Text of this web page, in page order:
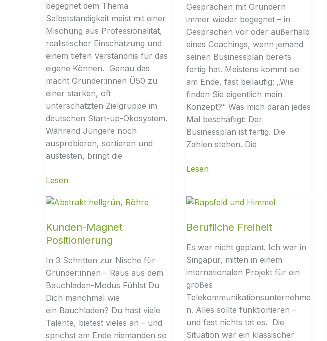
begegnet dem Thema
Selbstständigkeit meist mit einer
Mischung aus Professionalität,
realistischer Einschätzung und
einem tiefen Verständnis für das
eigene Können. Genau das
macht Gründer:innen Ü50 zu
einer starken, oft
unterschätzten Zielgruppe im
deutschen Start-up-Ökosystem.
Während Jüngere noch
ausprobieren, sortieren und
austesten, bringt die
Gesprächen mit Gründern
immer wieder begegnet – in
Gesprächen vor oder außerhalb
eines Coachings, wenn jemand
seinen Businessplan bereits
fertig hat. Meistens kommt sie
am Ende, fast beiläufig: „Wie
finden Sie eigentlich mein
Konzept?“ Was mich daran jedes
Mal beschäftigt: Der
Businessplan ist fertig. Die
Zahlen stehen. Die
Kunden-Magnet
Positionierung
In 3 Schritten zur Nische für
Gründer:innen – Raus aus dem
Bauchladen-Modus Fühlst Du
Dich manchmal wie
ein Bauchladen? Du hast viele
Talente, bietest vieles an – und
sprichst am Ende niemanden so
Berufliche Freiheit
Es war nicht geplant. Ich war in
Singapur, mitten in einem
internationalen Projekt für ein
großes
Telekommunikationsunternehme
n. Alles sollte funktionieren –
und fast nichts tat es. Die
Situation war ein klassischer